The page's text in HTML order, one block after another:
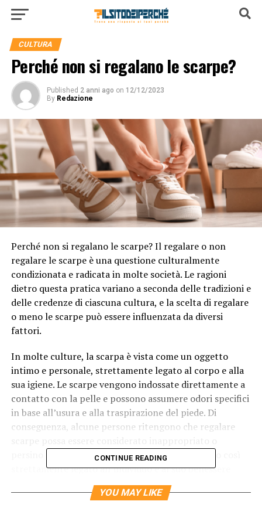
CULTURA
Perché non si regalano le scarpe?
Published 2 anni ago on 12/12/2023
By Redazione
Perché non si regalano le scarpe? Il regalare o non
regalare le scarpe è una questione culturalmente
condizionata e radicata in molte società. Le ragioni
dietro questa pratica variano a seconda delle tradizioni e
delle credenze di ciascuna cultura, e la scelta di regalare
o meno le scarpe può essere influenzata da diversi
fattori.
In molte culture, la scarpa è vista come un oggetto
intimo e personale, strettamente legato al corpo e alla
sua igiene. Le scarpe vengono indossate direttamente a
contatto con la pelle e possono assumere odori specifici
in base all’usura e alla traspirazione del piede. Di
conseguenza, alcune persone ritengono che regalare
persino sfortunato, poiché si tratta di un oggetto così
strettamente legato all’individuo e al suo benessere
CONTINUE READING
YOU MAY LIKE